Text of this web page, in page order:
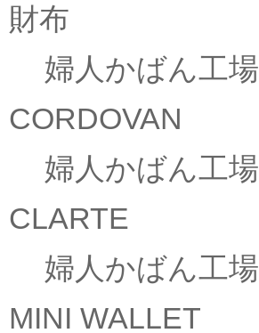
財布
婦人かばん工場
CORDOVAN
婦人かばん工場
CLARTE
婦人かばん工場
MINI WALLET